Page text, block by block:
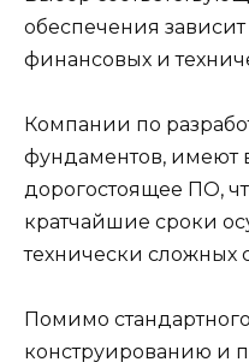
обеспечения
финансовых и
Компании по
фундаментов, имеют
дорогостоящее ПО,
кратчайшие сроки
технически сложных
Помимо
конструированию и